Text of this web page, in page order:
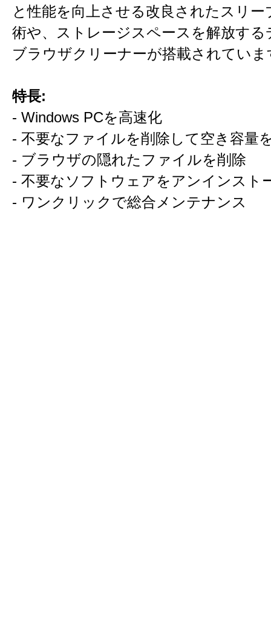
と性能を向上させる改良されたスリー
術や、ストレージスペースを解放する
ブラウザクリーナーが搭載されていま
特長:
- Windows PCを高速化
- 不要なファイルを削除して空き容量
- ブラウザの隠れたファイルを削除
- 不要なソフトウェアをアンインスト
- ワンクリックで総合メンテナンス